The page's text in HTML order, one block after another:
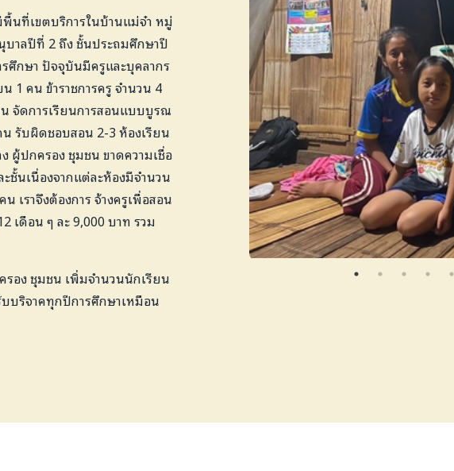
นที่เขตบริการในบ้านแม่จ๋า หมู่
บาลปีที่ 2 ถึง ชั้นประถมศึกษาปี
ศึกษา ปัจจุบันมีครูและบุคลากร
1 คน ข้าราชการครู จำนวน 4
น จัดการเรียนการสอนแบบบูรณ
รับผิดชอบสอน 2-3 ห้องเรียน
ผู้ปกครอง ชุมชน ขาดความเชื่อ
ชั้นเนื่องจากแต่ละห้องมีจำนวน
เราจึงต้องการ จ้างครูเพื่อสอน
เดือน ๆ ละ 9,000 บาท รวม
อง ชุมชน เพิ่มจำนวนนักเรียน
บริจาคทุกปีการศึกษาเหมือน